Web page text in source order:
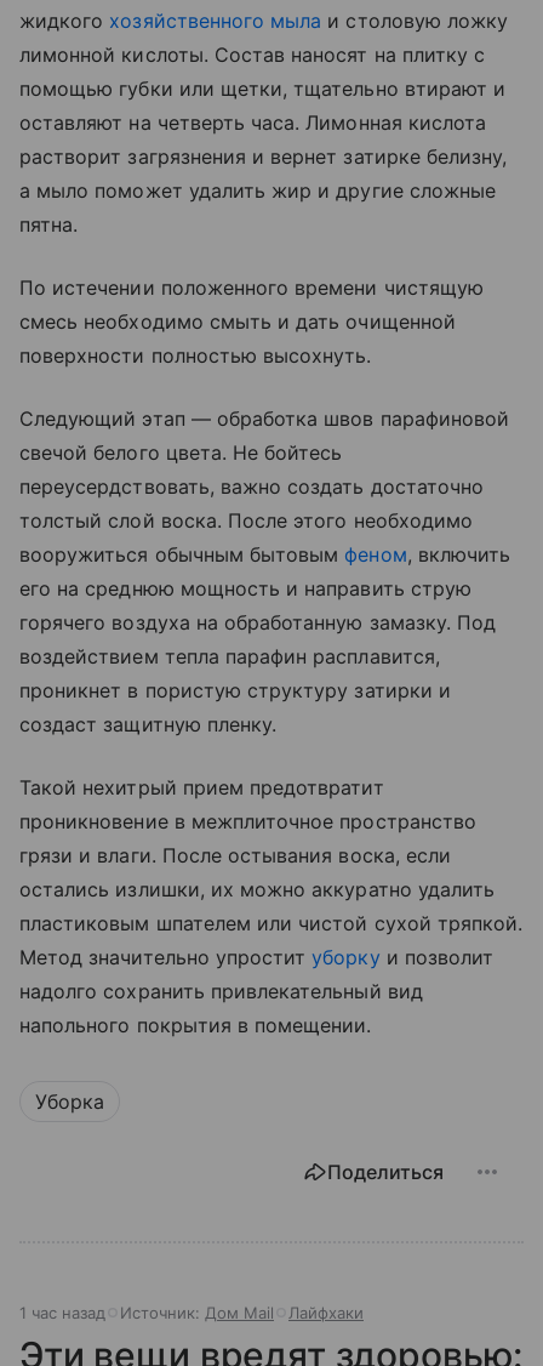
жидкого хозяйственного мыла и столовую ложку
лимонной кислоты. Состав наносят на плитку с
помощью губки или щетки, тщательно втирают и
оставляют на четверть часа. Лимонная кислота
растворит загрязнения и вернет затирке белизну,
а мыло поможет удалить жир и другие сложные
пятна.
По истечении положенного времени чистящую
смесь необходимо смыть и дать очищенной
поверхности полностью высохнуть.
Следующий этап — обработка швов парафиновой
свечой белого цвета. Не бойтесь
переусердствовать, важно создать достаточно
толстый слой воска. После этого необходимо
вооружиться обычным бытовым феном, включить
его на среднюю мощность и направить струю
горячего воздуха на обработанную замазку. Под
воздействием тепла парафин расплавится,
проникнет в пористую структуру затирки и
создаст защитную пленку.
Такой нехитрый прием предотвратит
проникновение в межплиточное пространство
грязи и влаги. После остывания воска, если
остались излишки, их можно аккуратно удалить
пластиковым шпателем или чистой сухой тряпкой.
Метод значительно упроституборку и позволит
надолго сохранить привлекательный вид
напольного покрытия в помещении.
Уборка
Поделиться
1 час назад Источник: Дом Mail Лайфхаки
Эти вещи вредят здоровью: